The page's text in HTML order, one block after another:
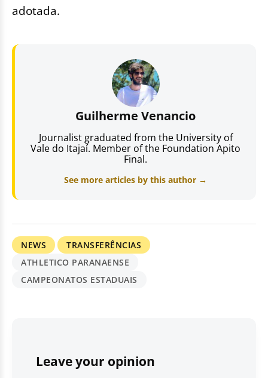
adotada.
Guilherme Venancio
Journalist graduated from the University of
Vale do Itajaí. Member of the Foundation Apito
Final.
See more articles by this author →
NEWS
TRANSFERÊNCIAS
ATHLETICO PARANAENSE
CAMPEONATOS ESTADUAIS
Leave your opinion